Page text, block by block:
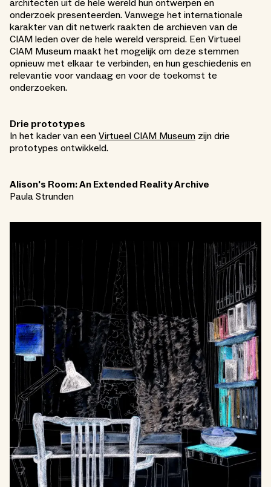
architecten uit de hele wereld hun ontwerpen en
onderzoek presenteerden. Vanwege het internationale
karakter van dit netwerk raakten de archieven van de
CIAM leden over de hele wereld verspreid. Een Virtueel
CIAM Museum maakt het mogelijk om deze stemmen
opnieuw met elkaar te verbinden, en hun geschiedenis en
relevantie voor vandaag en voor de toekomst te
onderzoeken.
Drie prototypes
In het kader van een Virtueel CIAM Museum zijn drie
prototypes ontwikkeld.
Alison's Room: An Extended Reality Archive
Paula Strunden